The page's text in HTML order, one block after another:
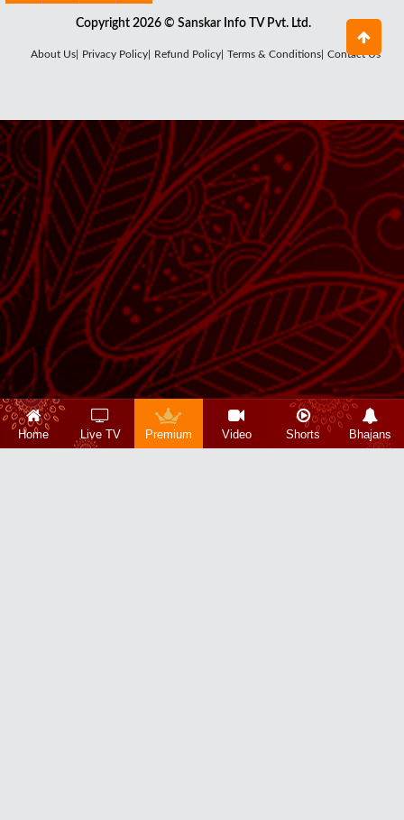
Copyright 2026 © Sanskar Info TV Pvt. Ltd.
About Us| Privacy Policy| Refund Policy| Terms & Conditions| Contact Us
Home Live TV Premium Video Shorts Bhajans